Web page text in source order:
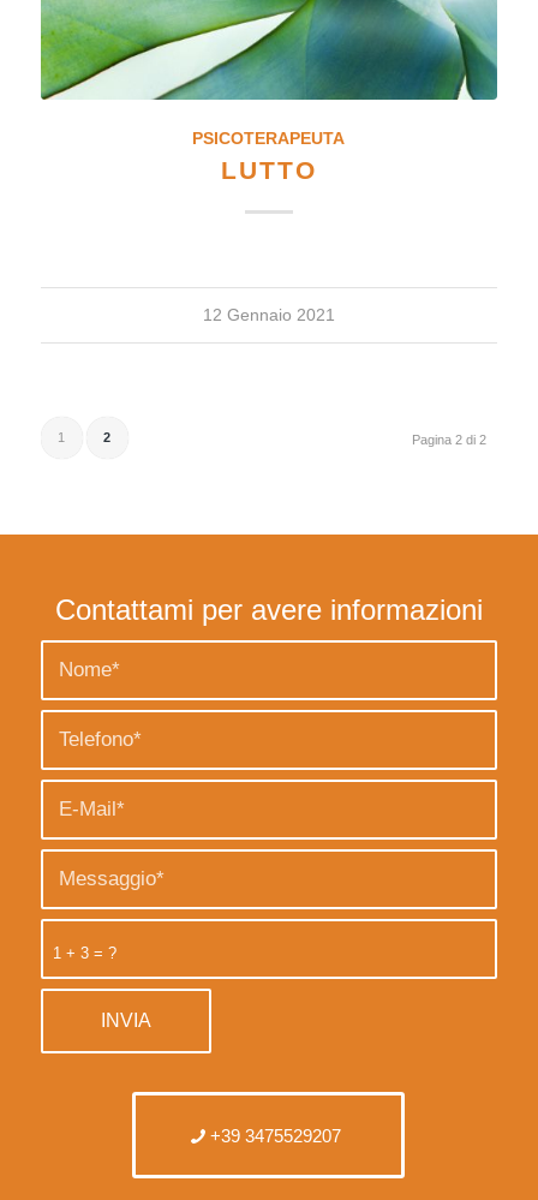
PSICOTERAPEUTA
LUTTO
12 Gennaio 2021
Pagina 2 di 2
1 2
Contattami per avere informazioni
1 + 3 = ?
+39 3475529207